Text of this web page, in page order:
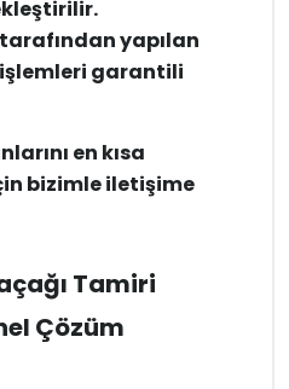
yapılan
garantili
en kısa
bizimle iletişime
Tamiri
Çözüm